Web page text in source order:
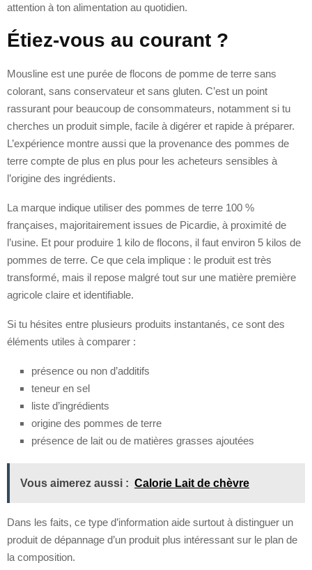
attention à ton alimentation au quotidien.
Étiez-vous au courant ?
Mousline est une purée de flocons de pomme de terre sans
colorant, sans conservateur et sans gluten. C’est un point
rassurant pour beaucoup de consommateurs, notamment si tu
cherches un produit simple, facile à digérer et rapide à préparer.
L’expérience montre aussi que la provenance des pommes de
terre compte de plus en plus pour les acheteurs sensibles à
l’origine des ingrédients.
La marque indique utiliser des pommes de terre 100 %
françaises, majoritairement issues de Picardie, à proximité de
l’usine. Et pour produire 1 kilo de flocons, il faut environ 5 kilos de
pommes de terre. Ce que cela implique : le produit est très
transformé, mais il repose malgré tout sur une matière première
agricole claire et identifiable.
Si tu hésites entre plusieurs produits instantanés, ce sont des
éléments utiles à comparer :
présence ou non d’additifs
teneur en sel
liste d’ingrédients
origine des pommes de terre
présence de lait ou de matières grasses ajoutées
Vous aimerez aussi : Calorie Lait de chèvre
Dans les faits, ce type d’information aide surtout à distinguer un
produit de dépannage d’un produit plus intéressant sur le plan de
la composition.